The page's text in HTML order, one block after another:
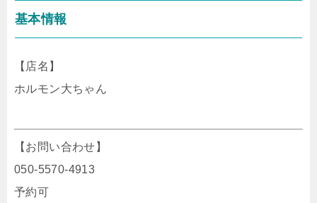
基本情報
【店名】
ホルモン大ちゃん
【お問い合わせ】
050-5570-4913
予約可